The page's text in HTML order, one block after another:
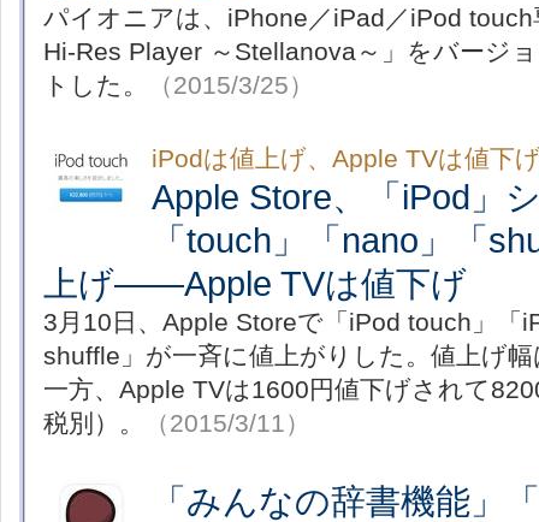
パイオニアは、iPhone／iPad／iPod
Hi-Res Player ～Stellanova～」をバージ
トした。
（2015/3/25）
iPodは値上げ、Apple TVは値下
Apple Store、「iPod」
「touch」「nano」「
上げ――Apple TVは値下げ
3月10日、Apple Storeで「iPod touch」「
shuffle」が一斉に値上がりした。値上げ
一方、Apple TVは1600円値下げされて
税別）。
（2015/3/11）
「みんなの辞書機能」